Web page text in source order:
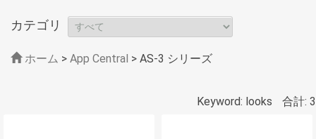
カテゴリ
ホーム > App Central > AS-3 シリーズ
Keyword: looks 合計: 3